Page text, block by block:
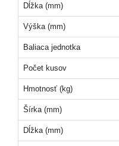
Dĺžka (mm)
Výška (mm)
Baliaca jednotka
Počet kusov
Hmotnosť (kg)
Šírka (mm)
Dĺžka (mm)